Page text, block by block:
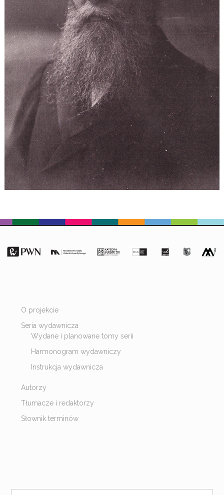
O projekcie
Seria wydawnicza
Wydane i planowane tomy serii
Harmonogram wydawniczy
Instrukcja wydawnicza
Autorzy
Tłumacze i redaktorzy
Słownik terminów